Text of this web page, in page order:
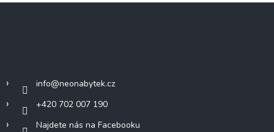
info@neonabytek.cz
+420 702 007 190
Najdete nás na Facebooku